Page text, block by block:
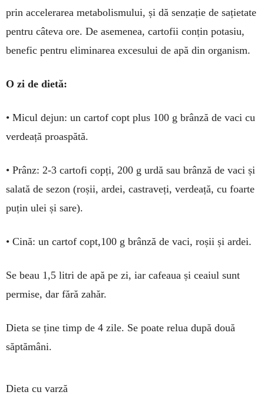
prin accelerarea metabolismului, și dă senzație de sațietate
pentru câteva ore. De asemenea, cartofii conțin potasiu,
benefic pentru eliminarea excesului de apă din organism.
O zi de dietă:
• Micul dejun: un cartof copt plus 100 g brânză de vaci cu
verdeață proaspătă.
• Prânz: 2-3 cartofi copți, 200 g urdă sau brânză de vaci și
salată de sezon (roșii, ardei, cas­traveți, verdeață, cu foarte
puțin ulei și sare).
• Cină: un cartof copt,100 g brânză de vaci, roșii și ardei.
Se beau 1,5 litri de apă pe zi, iar cafeaua și ceaiul sunt
permise, dar fără zahăr.
Dieta se ține timp de 4 zile. Se poate relua după două
săptămâni.
Dieta cu varză